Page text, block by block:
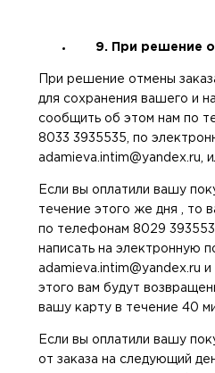
9. При решение
При решение отмены
для сохранения вашего и
сообщить об этом нам по
8033 3935535, по
adamieva.intim@yandex.ru,
Если вы оплатили вашу
течение этого же дня , то
по телефонам 8029
написать на электронную
adamieva.intim@yandex.ru
этого вам будут
вашу карту в течение 40
Если вы оплатили вашу
от заказа на следующий